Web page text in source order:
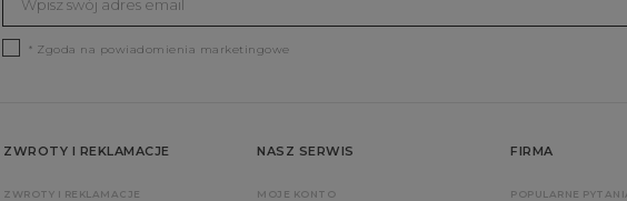
* Zgoda na powiadomienia marketingowe
ZWROTY I REKLAMACJE
ZWROTY I REKLAMACJE
NASZ SERWIS
MOJE KONTO
FIRMA
POPULARNE